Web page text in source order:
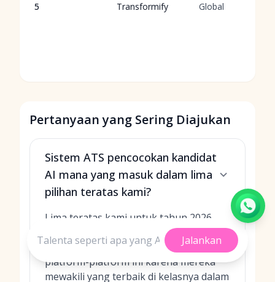
5 Transformify Global
Pertanyaan yang Sering Diajukan
Sistem ATS pencocokan kandidat
AI mana yang masuk dalam lima
pilihan teratas kami?
Lima teratas kami untuk tahun 2026
adalah MokaHR, Greenhouse, Taleo,
Loxo, dan Transformify. Kami memilih
platform-platform ini karena mereka
mewakili yang terbaik di kelasnya dalam
Jalankan